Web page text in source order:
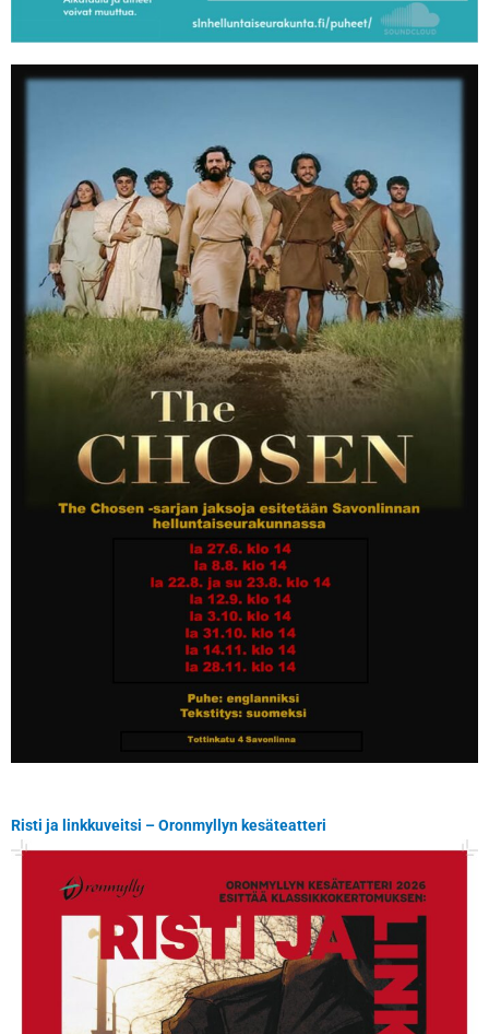
Risti ja linkkuveitsi – Oronmyllyn kesäteatteri